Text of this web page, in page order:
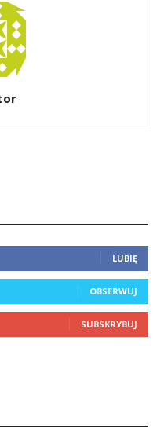
LUBIĘ
OBSERWUJ
SUBSKRYBUJ